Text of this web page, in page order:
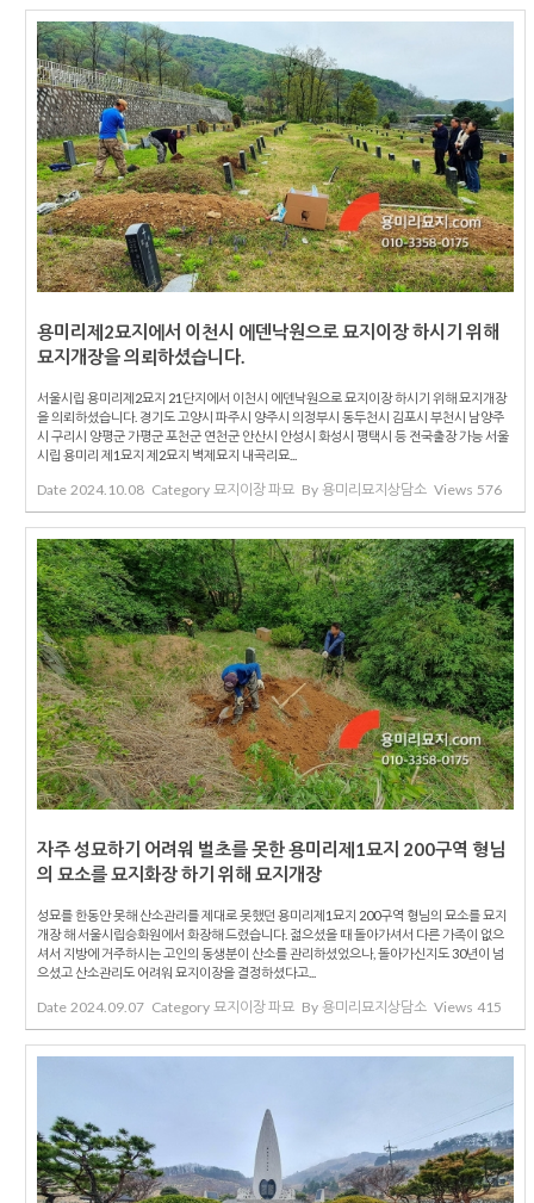
용미리제2묘지에서 이천시 에덴낙원으로 묘지이장 하시기 위해
묘지개장을 의뢰하셨습니다.
서울시립 용미리제2묘지 21단지에서 이천시 에덴낙원으로 묘지이장 하시기 위해 묘지개장
을 의뢰하셨습니다. 경기도 고양시 파주시 양주시 의정부시 동두천시 김포시 부천시 남양주
시 구리시 양평군 가평군 포천군 연천군 안산시 안성시 화성시 평택시 등 전국출장 가능 서울
시립 용미리 제1묘지 제2묘지 벽제묘지 내곡리묘...
Date 2024.10.08 Category 묘지이장 파묘 By 용미리묘지상담소 Views 576
자주 성묘하기 어려워 벌초를 못한 용미리제1묘지 200구역 형님
의 묘소를 묘지화장 하기 위해 묘지개장
성묘를 한동안 못해 산소관리를 제대로 못했던 용미리제1묘지 200구역 형님의 묘소를 묘지
개장 해 서울시립승화원에서 화장해 드렸습니다. 젊으셨을 때 돌아가셔서 다른 가족이 없으
셔서 지방에 거주하시는 고인의 동생분이 산소를 관리하셨었으나, 돌아가신지도 30년이 넘
으셨고 산소관리도 어려워 묘지이장을 결정하셨다고...
Date 2024.09.07 Category 묘지이장 파묘 By 용미리묘지상담소 Views 415